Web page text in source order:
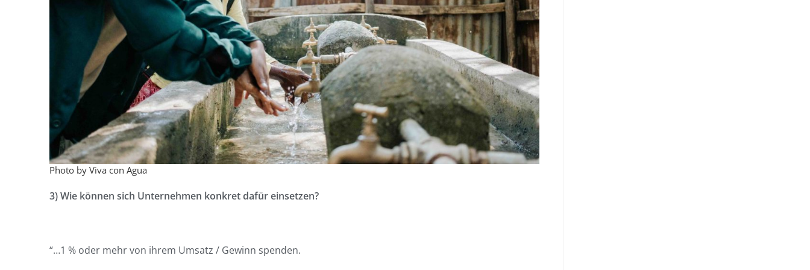
Photo by Viva con Agua
3) Wie können sich Unternehmen konkret dafür einsetzen?
“…1 % oder mehr von ihrem Umsatz / Gewinn spenden.